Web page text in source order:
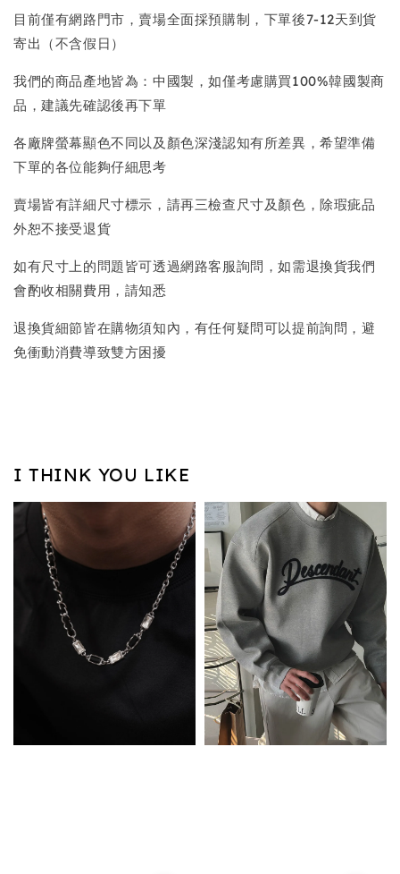
目前僅有網路門市，賣場全面採預購制，下單後7-12天到貨
寄出（不含假日）
我們的商品產地皆為：中國製，如僅考慮購買100%韓國製商
品，建議先確認後再下單
各廠牌螢幕顯色不同以及顏色深淺認知有所差異，希望準備
下單的各位能夠仔細思考
賣場皆有詳細尺寸標示，請再三檢查尺寸及顏色，除瑕疵品
外恕不接受退貨
如有尺寸上的問題皆可透過網路客服詢問，如需退換貨我們
會酌收相關費用，請知悉
退換貨細節皆在購物須知內，有任何疑問可以提前詢問，避
免衝動消費導致雙方困擾
I THINK YOU LIKE